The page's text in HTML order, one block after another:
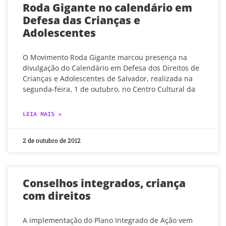
Roda Gigante no calendário em
Defesa das Crianças e
Adolescentes
O Movimento Roda Gigante marcou presença na
divulgação do Calendário em Defesa dos Direitos de
Crianças e Adolescentes de Salvador, realizada na
segunda-feira, 1 de outubro, no Centro Cultural da
LEIA MAIS »
2 de outubro de 2012
Conselhos integrados, criança
com direitos
A implementação do Plano Integrado de Ação vem